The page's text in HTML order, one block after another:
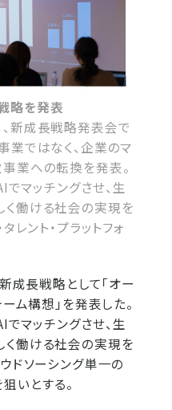
略を発表
新成長戦略発表会で
業ではなく、企業のマ
業への転換を発表。
でマッチングさせ、生
働ける社会の実現を
レント・プラットフォ
成長戦略として「オー
ーム構想」を発表した。
でマッチングさせ、生
働ける社会の実現を
ドソーシング単一の
いとする。